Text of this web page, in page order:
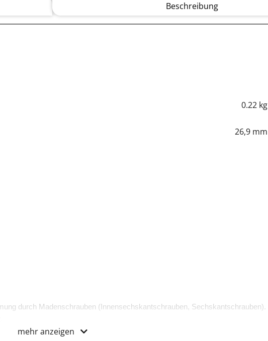
Beschreibung
0.22 kg
26,9 mm
durch Madenschrauben (Innensechskantschrauben, Sechskantschrauben).
mehr anzeigen